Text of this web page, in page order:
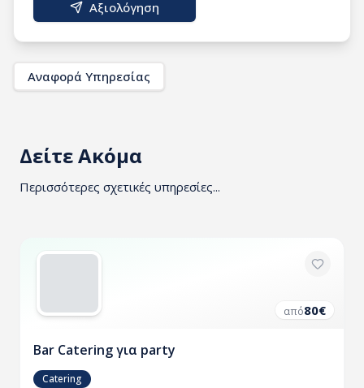
Αξιολόγηση
Αναφορά Υπηρεσίας
Δείτε Ακόμα
Περισσότερες σχετικές υπηρεσίες...
από80€
Bar Catering για party
Catering